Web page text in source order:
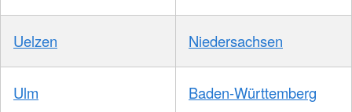
Uelzen Niedersachsen
Ulm Baden-Württemberg